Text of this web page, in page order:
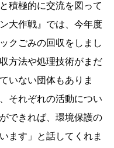
積極的に交流を図って
大作戦』では、今年度
クごみの回収をしまし
方法や処理技術がまだ
いない団体もありま
それぞれの活動につい
できれば、環境保護の
ます」と話してくれま